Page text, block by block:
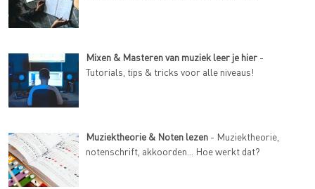
Mixen & Masteren van muziek leer je hier -
Tutorials, tips & tricks voor alle niveaus!
Muziektheorie & Noten lezen - Muziektheorie,
notenschrift, akkoorden... Hoe werkt dat?